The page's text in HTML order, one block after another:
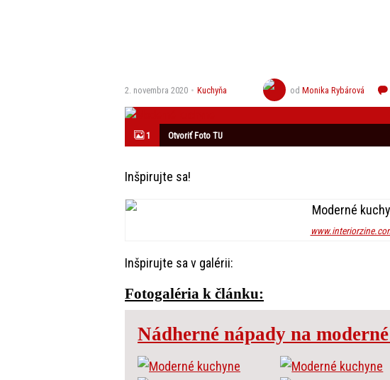
2. novembra 2020 Kuchyňa odMonika Rybárová
1 Otvoriť Foto TU
Inšpirujte sa!
Inšpirujte sa v galérii:
Fotogaléria k článku:
Nádherné nápady na